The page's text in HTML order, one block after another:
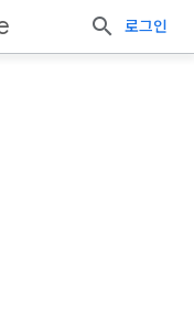
로그인